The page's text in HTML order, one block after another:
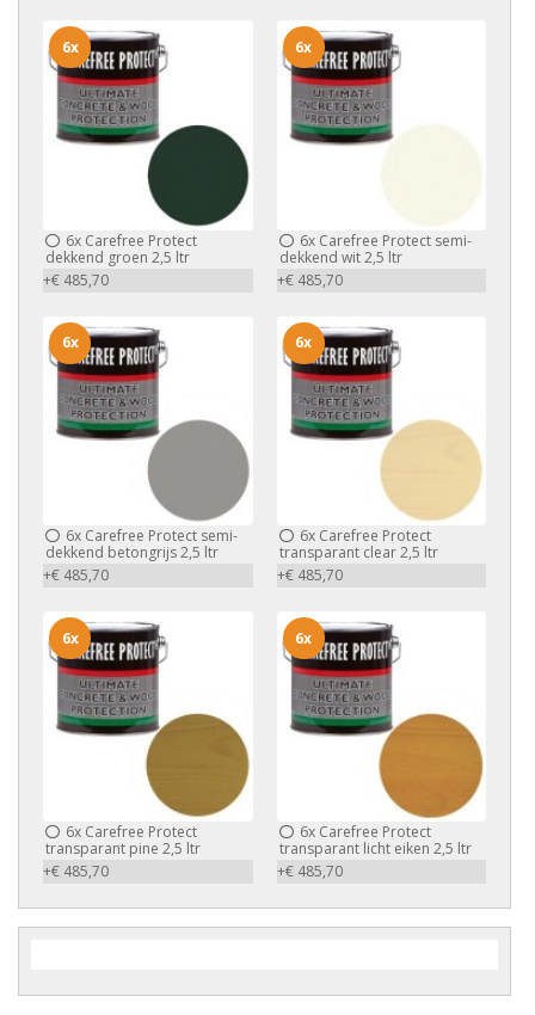
6x Carefree Protect
dekkend groen 2,5 ltr
+€ 485,70
6x
6xCarefree Protect semi-
dekkend wit 2,5 ltr
+€ 485,70
6x
6x Carefree Protect semi-
dekkend betongrijs 2,5 ltr
+€ 485,70
6x
6xCarefree Protect
transparant clear 2,5 ltr
+€ 485,70
6x
6x Carefree Protect
transparant pine 2,5 ltr
+€ 485,70
6x
6xCarefree Protect
transparant licht eiken 2,5 ltr
+€ 485,70
6x